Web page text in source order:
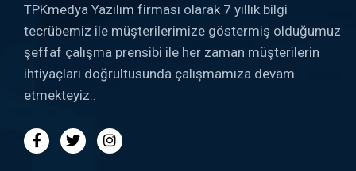
TPKmedya Yazılım firması olarak 7 yıllık bilgi
tecrübemiz ile müşterilerimize göstermiş olduğumuz
şeffaf çalışma prensibi ile her zaman müşterilerin
ihtiyaçları doğrultusunda çalışmamıza devam
etmekteyiz..